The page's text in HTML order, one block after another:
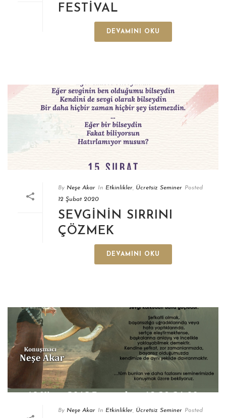
FESTIVAL
DEVAMINI OKU
By Neşe Akar In Etkinlikler Ücretsiz Seminer Posted
12 Şubat 2020
SEVGININ SIRRINI
ÇÖZMEK
DEVAMINI OKU
By Neşe Akar In Etkinlikler Ücretsiz Seminer Posted